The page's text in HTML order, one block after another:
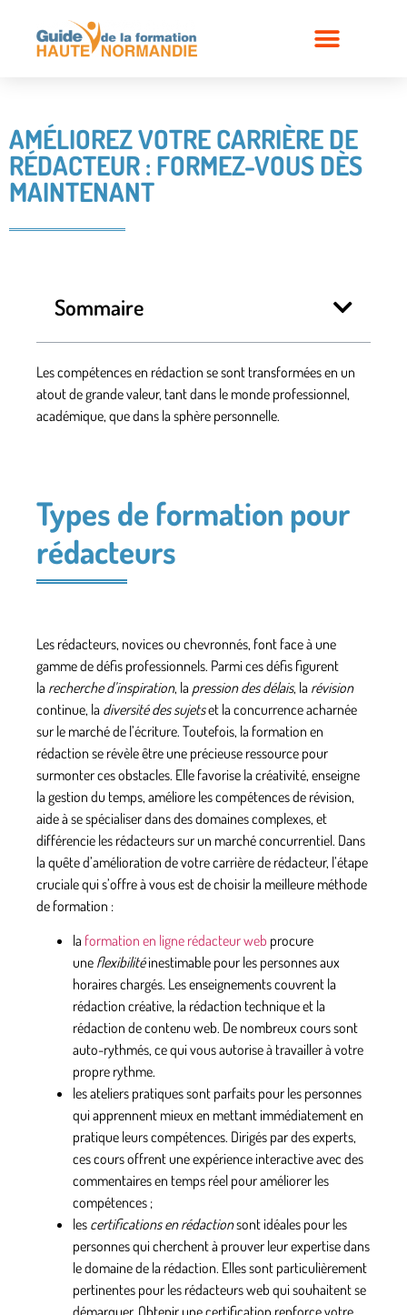
AMÉLIOREZ VOTRE CARRIÈRE DE
RÉDACTEUR : FORMEZ-VOUS DÈS
MAINTENANT
Sommaire
Les compétences en rédaction se sont transformées en un
atout de grande valeur, tant dans le monde professionnel,
académique, que dans la sphère personnelle.
Types de formation pour
rédacteurs
Les rédacteurs, novices ou chevronnés, font face à une
gamme de défis professionnels. Parmi ces défis figurent
la recherche d’inspiration, la pression des délais, la révision
continue, la diversité des sujetset la concurrenceacharnée
sur le marché de l’écriture. Toutefois, la formation en
rédaction se révèle être une précieuse ressource pour
surmonter ces obstacles. Elle favorise la créativité, enseigne
la gestion du temps, améliore les compétences de révision,
aide à se spécialiser dans des domaines complexes, et
différencie les rédacteurs sur un marché concurrentiel. Dans
la quête d’amélioration de votre carrière de rédacteur, l’étape
cruciale qui s’offre à vous est de choisir la meilleure méthode
de formation :
la formation en ligne rédacteur web procure
une flexibilitéinestimable pour les personnes aux
horaires chargés. Les enseignements couvrent la
rédaction créative, la rédaction technique et la
rédaction de contenu web. De nombreux cours sont
auto-rythmés, ce qui vous autorise à travailler à votre
propre rythme.
lesateliers pratiquessont parfaits pour les personnes
qui apprennent mieux en mettant immédiatement en
pratique leurs compétences. Dirigés par des experts,
ces cours offrent une expérience interactive avec des
commentaires en temps réel pour améliorer les
compétences ;
les certifications en rédactionsont idéales pour les
personnes qui cherchent à prouver leur expertise dans
le domaine de la rédaction. Elles sont particulièrement
pertinentes pour les rédacteurs web qui souhaitent se